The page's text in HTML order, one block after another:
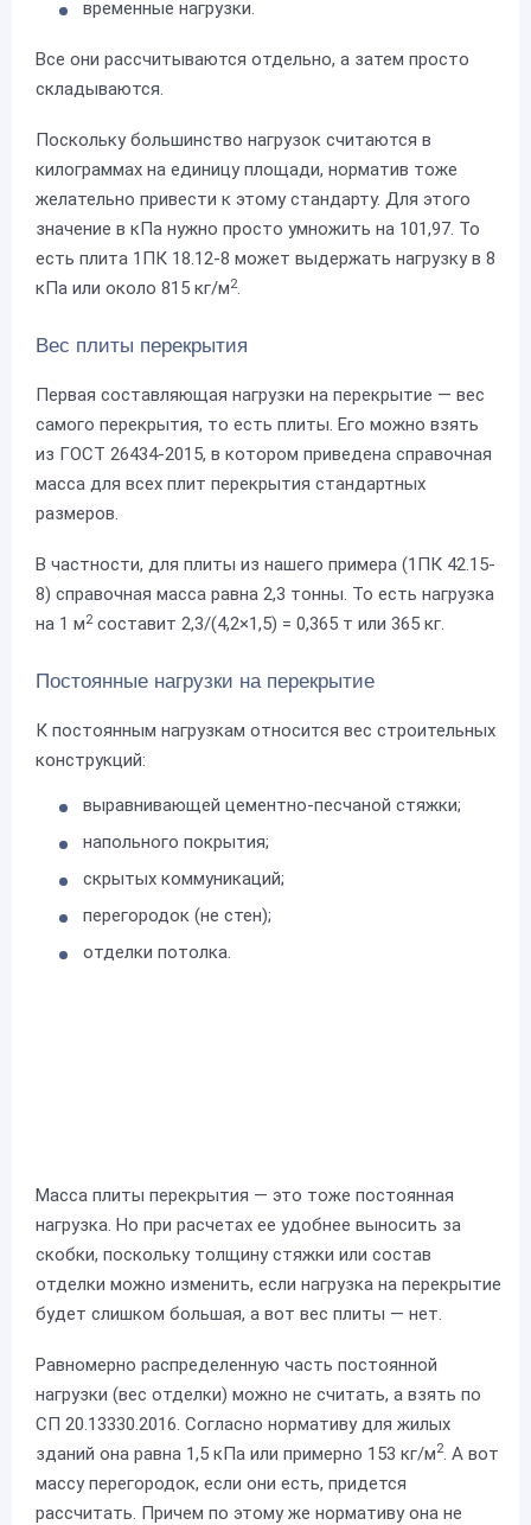
временные нагрузки.
Все они рассчитываются отдельно, а затем просто
складываются.
Поскольку большинство нагрузок считаются в
килограммах на единицу площади, норматив тоже
желательно привести к этому стандарту. Для этого
значение в кПа нужно просто умножить на 101,97. То
есть плита 1ПК 18.12-8 может выдержать нагрузку в 8
кПа или около 815 кг/м2.
Вес плиты перекрытия
Первая составляющая нагрузки на перекрытие — вес
самого перекрытия, то есть плиты. Его можно взять
из ГОСТ 26434-2015, в котором приведена справочная
масса для всех плит перекрытия стандартных
размеров.
В частности, для плиты из нашего примера (1ПК 42.15-
8) справочная масса равна 2,3 тонны. То есть нагрузка
на 1 м2составит 2,3/(4,2×1,5) = 0,365 т или 365 кг.
Постоянные нагрузки на перекрытие
К постоянным нагрузкам относится вес строительных
конструкций:
выравнивающей цементно-песчаной стяжки;
напольного покрытия;
скрытых коммуникаций;
перегородок (не стен);
отделки потолка.
Масса плиты перекрытия — это тоже постоянная
нагрузка. Но при расчетах ее удобнее выносить за
скобки, поскольку толщину стяжки или состав
отделки можно изменить, если нагрузка на перекрытие
будет слишком большая, а вот вес плиты — нет.
Равномерно распределенную часть постоянной
нагрузки (вес отделки) можно не считать, а взять по
СП 20.13330.2016. Согласно нормативу для жилых
зданий она равна 1,5 кПа или примерно 153 кг/м2. А вот
массу перегородок, если они есть, придется
рассчитать. Причем по этому же нормативу она не